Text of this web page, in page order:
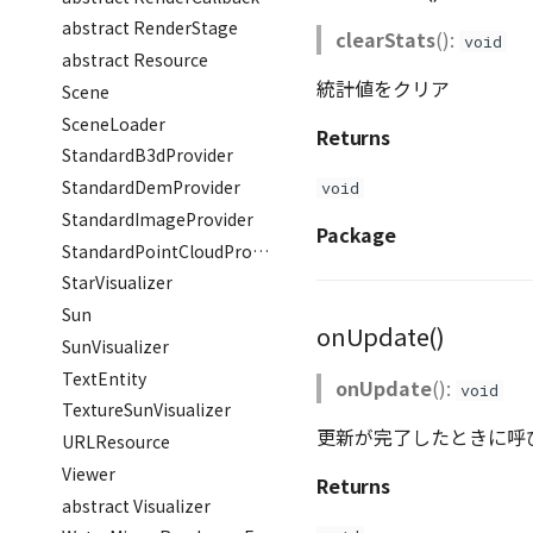
abstract RenderStage
abstract Resource
Scene
SceneLoader
StandardB3dProvider
StandardDemProvider
StandardImageProvider
StandardPointCloudProvider
StarVisualizer
Sun
SunVisualizer
TextEntity
TextureSunVisualizer
URLResource
Viewer
abstract Visualizer
clearStats(): void
統計値をクリア
Returns
void
Package
onUpdate()
onUpdate(): void
更新が完了したときに呼
Returns